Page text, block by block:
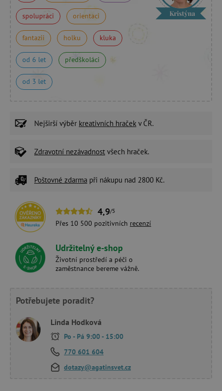
spolupráci orientaci
fantazii holku kluka
od 6 let předškoláci
od 3 let
Kristýna
Nejširší výběr kreativních hraček v ČR.
Zdravotní nezávadnost všech hraček.
Poštovné zdarma při nákupu nad 2800 Kč.
4,9/5
Přes 10 500 pozitivních recenzí
Udržitelný e-shop
Životní prostředí a péči o
zaměstnance bereme vážně.
Potřebujete poradit?
Linda Hodková
Po - Pá 9:00 - 15:00
770 601 604
dotazy@agatinsvet.cz